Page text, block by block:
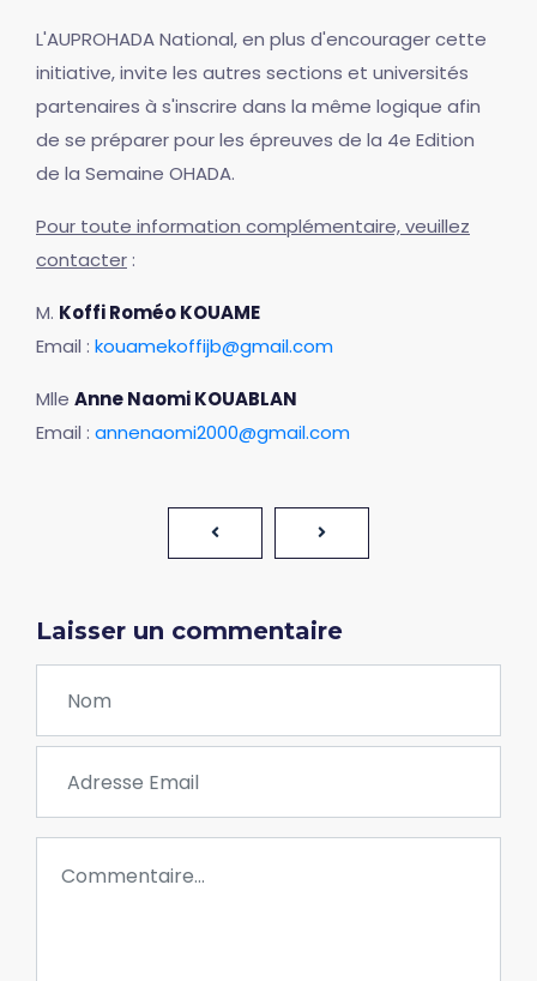
L'AUPROHADA National, en plus d'encourager cette
initiative, invite les autres sections et universités
partenaires à s'inscrire dans la même logique afin
de se préparer pour les épreuves de la 4e Edition
de la Semaine OHADA.
Pour toute information complémentaire, veuillez
contacter :
M. Koffi Roméo KOUAME
Email : kouamekoffijb@gmail.com
Mlle Anne Naomi KOUABLAN
Email : annenaomi2000@gmail.com
Laisser un commentaire